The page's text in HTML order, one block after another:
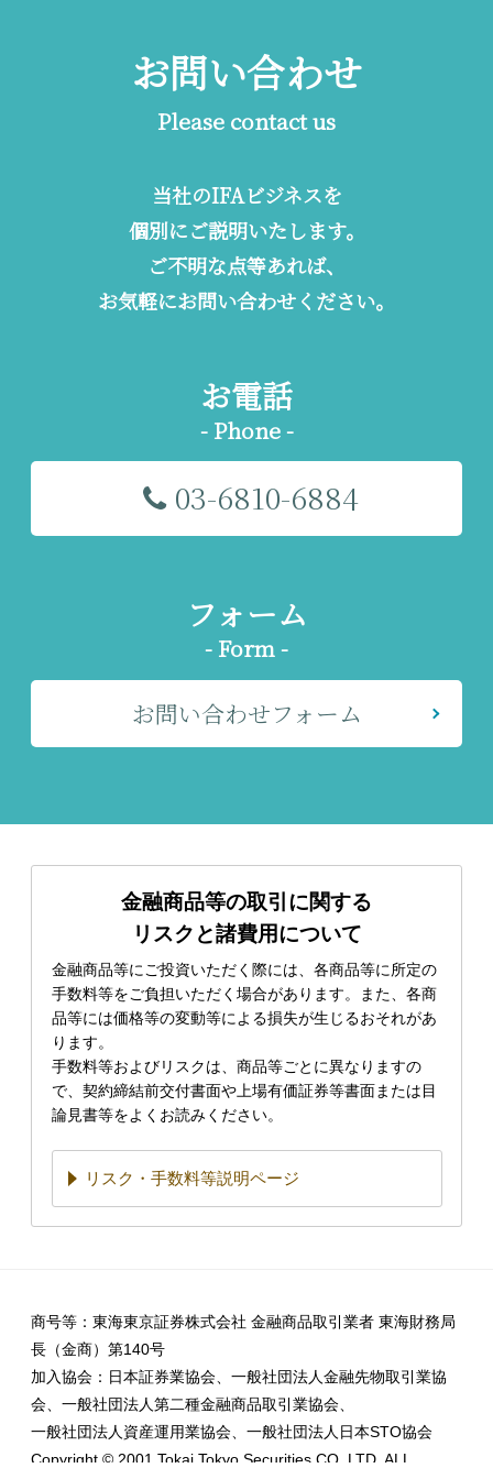
お問い合わせ
Please contact us
当社のIFAビジネスを
個別にご説明いたします。
ご不明な点等あれば、
お気軽にお問い合わせください。
お電話
- Phone -
03-6810-6884
フォーム
- Form -
お問い合わせフォーム
金融商品等の取引に関する
リスクと諸費用について
金融商品等にご投資いただく際には、各商品等に所定の
手数料等をご負担いただく場合があります。また、各商
品等には価格等の変動等による損失が生じるおそれがあ
ります。
手数料等およびリスクは、商品等ごとに異なりますの
で、契約締結前交付書面や上場有価証券等書面または目
論見書等をよくお読みください。
リスク・手数料等説明ページ
商号等：東海東京証券株式会社 金融商品取引業者 東海財務局
長（金商）第140号
加入協会：日本証券業協会、一般社団法人金融先物取引業協
会、一般社団法人第二種金融商品取引業協会、
一般社団法人資産運用業協会、一般社団法人日本STO協会
Copyright © 2001 Tokai Tokyo Securities CO.,LTD. ALL